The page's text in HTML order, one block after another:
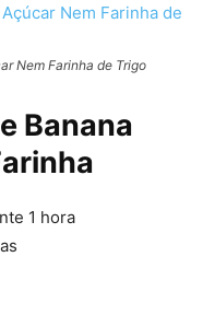
Nem Farinha de Trigo
Banana
1 hora